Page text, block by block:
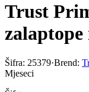
Trust
Šifra: 25379·Brend:
Mjeseci